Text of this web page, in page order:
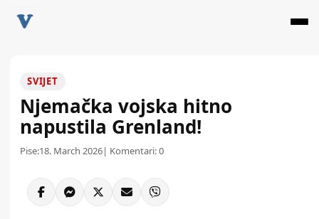
SVIJET
Njemačka vojska hitno
napustila Grenland!
Pise:18. March 2026| Komentari:0